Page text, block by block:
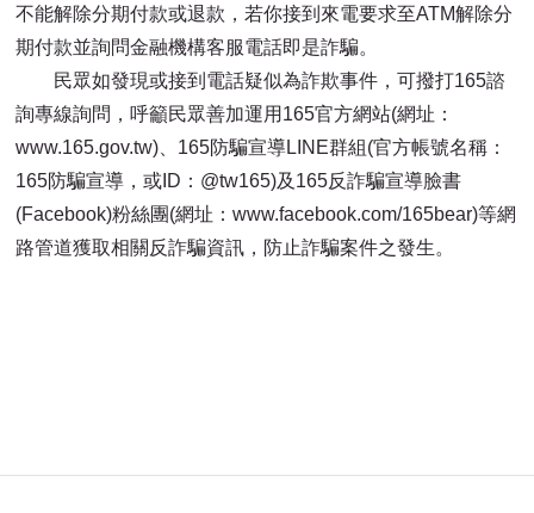
不能解除分期付款或退款，若你接到來電要求至ATM解除分
期付款並詢問金融機構客服電話即是詐騙。
民眾如發現或接到電話疑似為詐欺事件，可撥打165諮
詢專線詢問，呼籲民眾善加運用165官方網站(網址：
www.165.gov.tw)、165防騙宣導LINE群組(官方帳號名稱：
165防騙宣導，或ID：@tw165)及165反詐騙宣導臉書
(Facebook)粉絲團(網址：www.facebook.com/165bear)等網
路管道獲取相關反詐騙資訊，防止詐騙案件之發生。